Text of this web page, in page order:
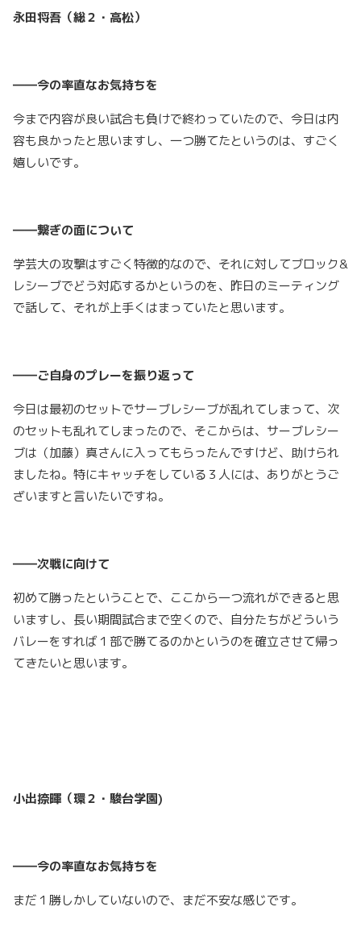
永田将吾（総２・高松）
――今の率直なお気持ちを
今まで内容が良い試合も負けで終わっていたので、今日は内
容も良かったと思いますし、一つ勝てたというのは、すごく
嬉しいです。
――繋ぎの面について
学芸大の攻撃はすごく特徴的なので、それに対してブロック&
レシーブでどう対応するかというのを、昨日のミーティング
で話して、それが上手くはまっていたと思います。
――ご自身のプレーを振り返って
今日は最初のセットでサーブレシーブが乱れてしまって、次
のセットも乱れてしまったので、そこからは、サーブレシー
ブは（加藤）真さんに入ってもらったんですけど、助けられ
ましたね。特にキャッチをしている３人には、ありがとうご
ざいますと言いたいですね。
――次戦に向けて
初めて勝ったということで、ここから一つ流れができると思
いますし、長い期間試合まで空くので、自分たちがどういう
バレーをすれば１部で勝てるのかというのを確立させて帰っ
てきたいと思います。
小出捺暉（環２・駿台学園)
――今の率直なお気持ちを
まだ１勝しかしていないので、まだ不安な感じです。